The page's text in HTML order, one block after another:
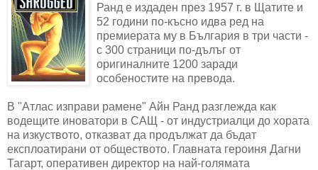
Ранд е издаден през 1957 г. в Щатите и
52 години по-късно идва ред на
премиерата му в България в три части -
с 300 страници по-дълъг от
оригиналните 1200 заради
особеностите на превода.
В "Атлас изправи рамене" Айн Ранд разглежда как
водещите иноватори в САЩ - от индустриалци до хората
на изкуството, отказват да продължат да бъдат
експлоатирани от обществото. Главната героиня Дагни
Тагарт, оперативен директор на най-голямата